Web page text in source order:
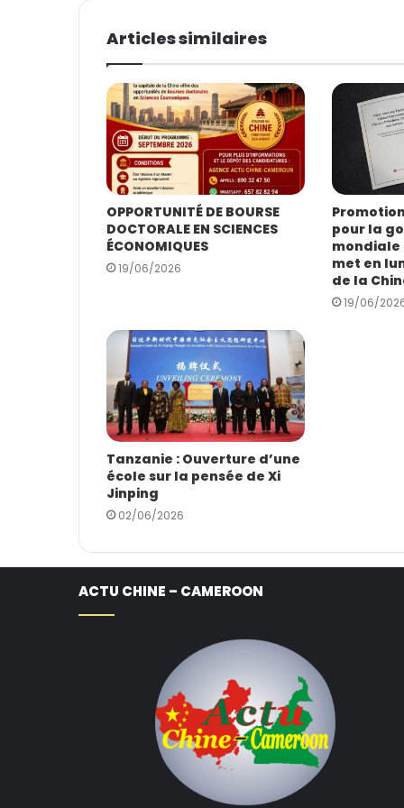
r
e
d
r
e
s
e
E
m
a
i
Articles similaires
OPPORTUNITÉ DE BOURSE
DOCTORALE EN SCIENCES
ÉCONOMIQUES
19/06/2026
pour la
mondiale
met en
de la
19/06/
Tanzanie : Ouverture d’une
école sur la pensée de Xi
Jinping
02/06/2026
ACTU CHINE – CAMEROON